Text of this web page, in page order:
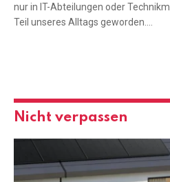
nur in IT-Abteilungen oder
Teil unseres Alltags geworden.…
Nicht verpassen